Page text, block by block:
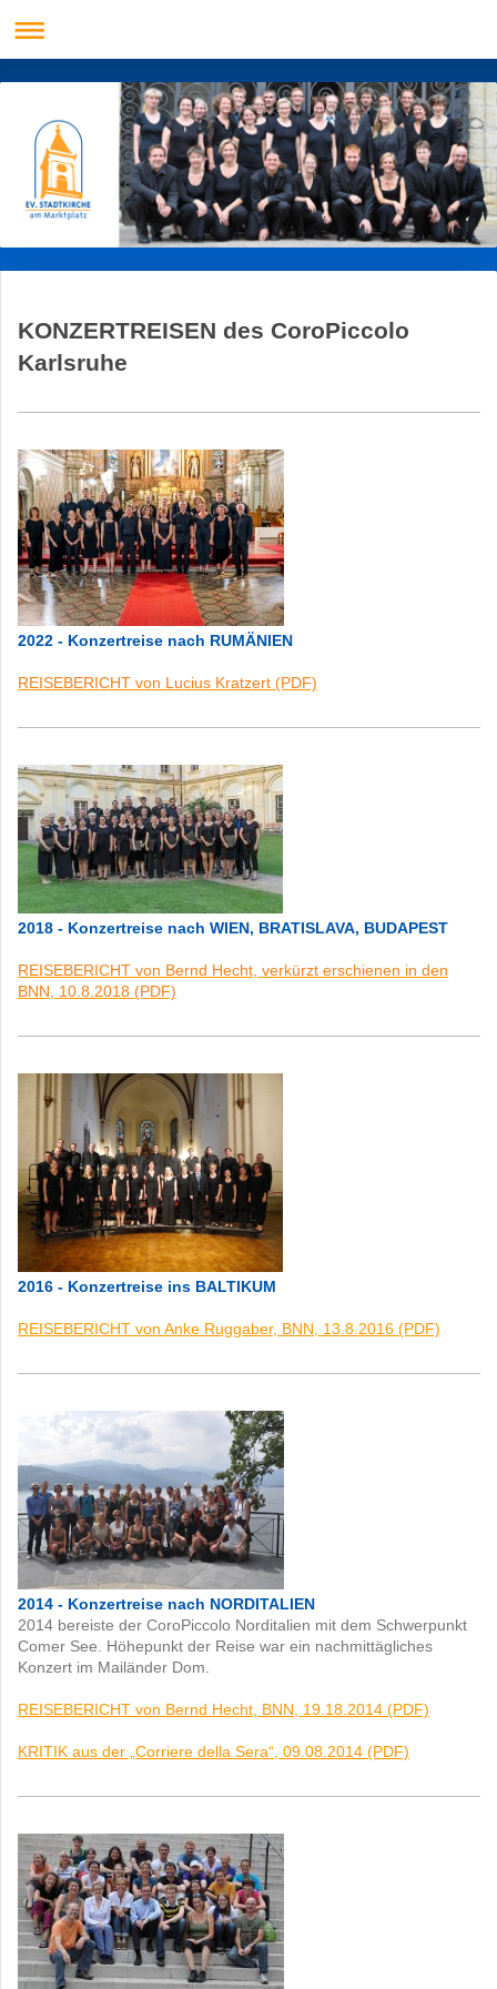
KONZERTREISEN des CoroPiccolo
Karlsruhe
2022 - Konzertreise nach RUMÄNIEN
REISEBERICHT von Lucius Kratzert (PDF)
2018 - Konzertreise nach WIEN, BRATISLAVA, BUDAPEST
REISEBERICHT von Bernd Hecht, verkürzt erschienen in den
BNN, 10.8.2018 (PDF)
2016 - Konzertreise ins BALTIKUM
REISEBERICHT von Anke Ruggaber, BNN, 13.8.2016 (PDF)
2014 - Konzertreise nach NORDITALIEN
2014 bereiste der CoroPiccolo Norditalien mit dem Schwerpunkt
Comer See. Höhepunkt der Reise war ein nachmittägliches
Konzert im Mailänder Dom.
REISEBERICHT von Bernd Hecht, BNN, 19.18.2014 (PDF)
KRITIK aus der „Corriere della Sera“, 09.08.2014 (PDF)